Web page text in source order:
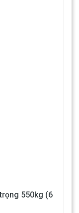
550kg (6